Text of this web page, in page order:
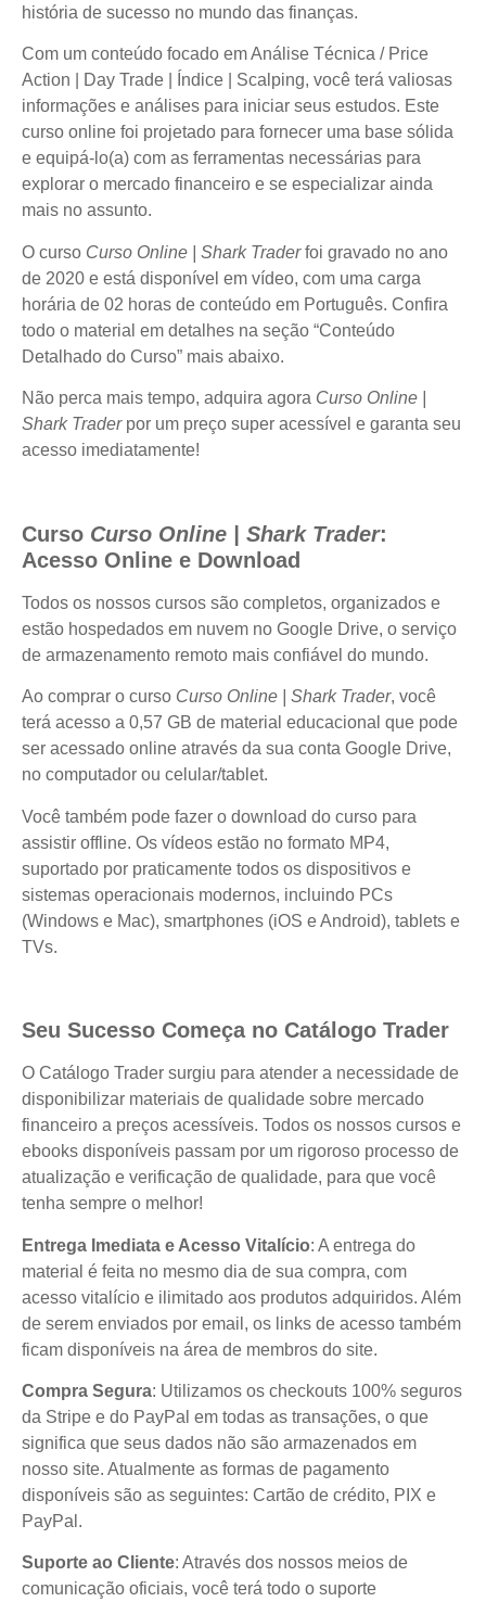
história de sucesso no mundo das finanças.
Com um conteúdo focado em Análise Técnica / Price
Action | Day Trade | Índice | Scalping, você terá valiosas
informações e análises para iniciar seus estudos. Este
curso online foi projetado para fornecer uma base sólida
e equipá-lo(a) com as ferramentas necessárias para
explorar o mercado financeiro e se especializar ainda
mais no assunto.
O curso Curso Online | Shark Traderfoi gravado no ano
de 2020 e está disponível em vídeo, com uma carga
horária de 02 horas de conteúdo em Português. Confira
todo o material em detalhes na seção “Conteúdo
Detalhado do Curso” mais abaixo.
Não perca mais tempo, adquira agora Curso Online |
Shark Traderpor um preço super acessível e garanta seu
acesso imediatamente!
Curso Curso Online | Shark Trader:
Acesso Online e Download
Todos os nossos cursos são completos, organizados e
estão hospedados em nuvem no Google Drive, o serviço
de armazenamento remoto mais confiável do mundo.
Ao comprar o curso Curso Online | Shark Trader, você
terá acesso a 0,57 GB de material educacional que pode
ser acessado online através da sua conta Google Drive,
no computador ou celular/tablet.
Você também pode fazer o download do curso para
assistir offline. Os vídeos estão no formato MP4,
suportado por praticamente todos os dispositivos e
sistemas operacionais modernos, incluindo PCs
(Windows e Mac), smartphones (iOS e Android), tablets e
TVs.
Seu Sucesso Começa no Catálogo Trader
O Catálogo Trader surgiu para atender a necessidade de
disponibilizar materiais de qualidade sobre mercado
financeiro a preços acessíveis. Todos os nossos cursos e
ebooks disponíveis passam por um rigoroso processo de
atualização e verificação de qualidade, para que você
tenha sempre o melhor!
Entrega Imediata e Acesso Vitalício: A entrega do
material é feita no mesmo dia de sua compra, com
acesso vitalício e ilimitado aos produtos adquiridos. Além
de serem enviados por email, os links de acesso também
ficam disponíveis na área de membros do site.
Compra Segura: Utilizamos os checkouts 100% seguros
da Stripe e do PayPal em todas as transações, o que
significa que seus dados não são armazenados em
nosso site. Atualmente as formas de pagamento
disponíveis são as seguintes: Cartão de crédito, PIX e
PayPal.
Suporte ao Cliente: Através dos nossos meios de
comunicação oficiais, você terá todo o suporte